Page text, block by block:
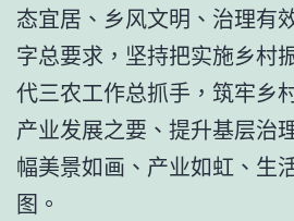
态宜居、乡风文明、治理有
字总要求，坚持把实施乡村
代三农工作总抓手，筑牢乡
产业发展之要、提升基层治
幅美景如画、产业如虹、生
图。